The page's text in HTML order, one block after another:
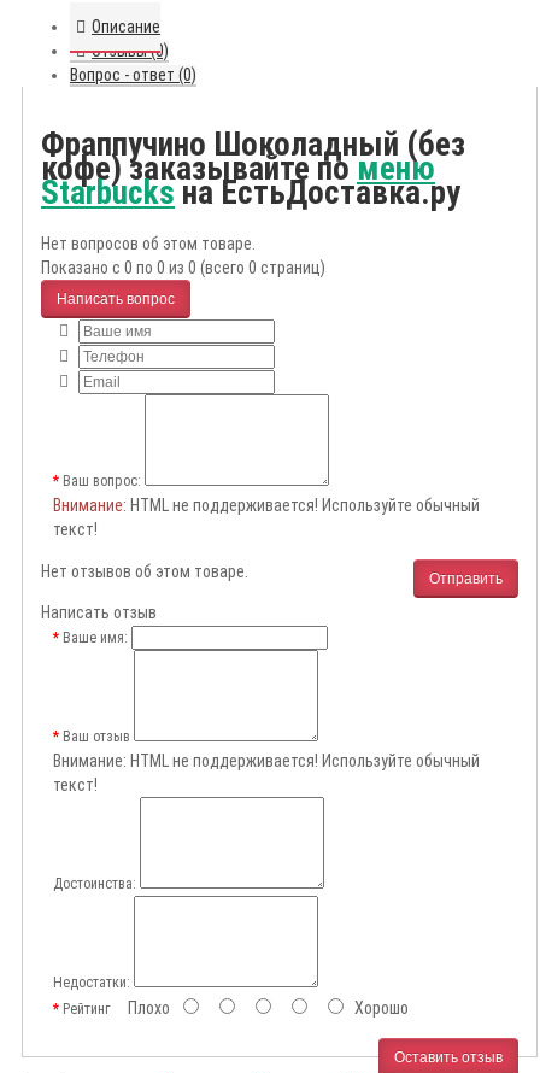
Описание
Отзывы (0)
Вопрос - ответ (0)
Фраппучино Шоколадный (без
кофе) заказывайте поменю
Starbucksна ЕстьДоставка.ру
Нет вопросов об этом товаре.
Показано с 0 по 0 из 0 (всего 0 страниц)
Написать вопрос
Ваш вопрос:
Внимание: HTML не поддерживается! Используйте обычный
текст!
Отправить
Нет отзывов об этом товаре.
Написать отзыв
Ваше имя:
Ваш отзыв
Внимание: HTML не поддерживается! Используйте обычный
текст!
Достоинства:
Недостатки:
РейтингПлохо Хорошо
Оставить отзыв